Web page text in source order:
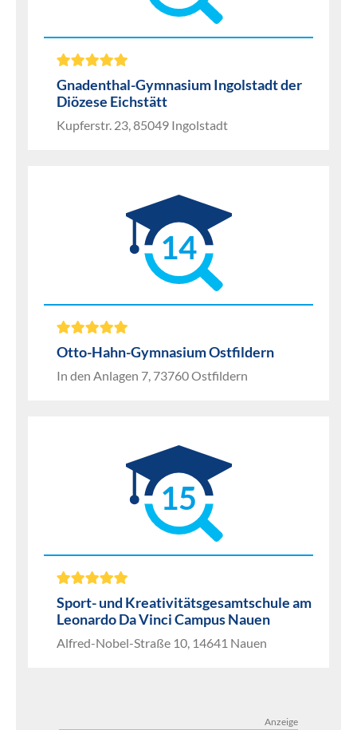
Gnadenthal-Gymnasium Ingolstadt der
Diözese Eichstätt
Kupferstr. 23, 85049 Ingolstadt
14
Otto-Hahn-Gymnasium Ostfildern
In den Anlagen 7, 73760 Ostfildern
15
Sport- und Kreativitätsgesamtschule am
Leonardo Da Vinci Campus Nauen
Alfred-Nobel-Straße 10, 14641 Nauen
Anzeige